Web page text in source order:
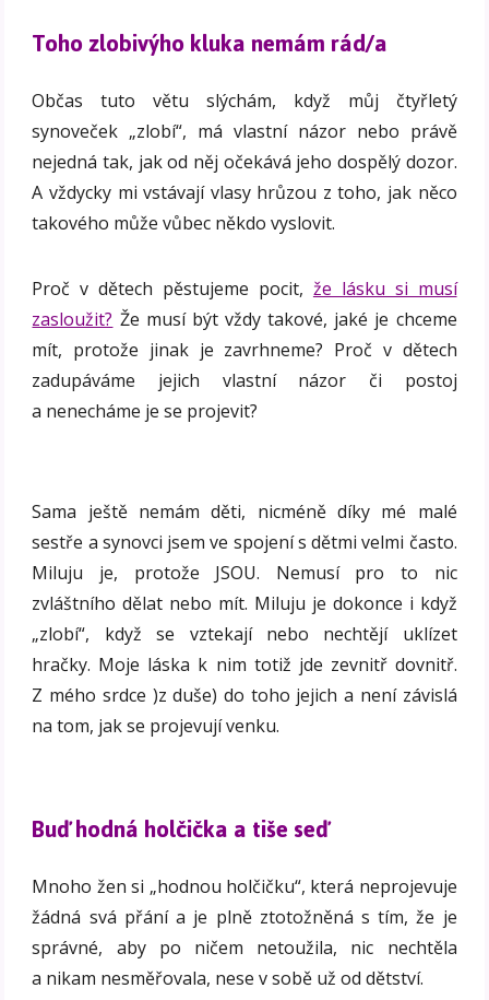
Toho zlobivýho kluka nemám rád/a
Občas tuto větu slýchám, když můj čtyřletý
synoveček „zlobí“, má vlastní názor nebo právě
nejedná tak, jak od něj očekává jeho dospělý dozor.
A vždycky mi vstávají vlasy hrůzou z toho, jak něco
takového může vůbec někdo vyslovit.
Proč v dětech pěstujeme pocit, že lásku si musí
zasloužit? Že musí být vždy takové, jaké je chceme
mít, protože jinak je zavrhneme? Proč v dětech
zadupáváme jejich vlastní názor či postoj
a nenecháme je se projevit?
Sama ještě nemám děti, nicméně díky mé malé
sestře a synovci jsem ve spojení s dětmi velmi často.
Miluju je, protože JSOU. Nemusí pro to nic
zvláštního dělat nebo mít. Miluju je dokonce i když
„zlobí“, když se vztekají nebo nechtějí uklízet
hračky. Moje láska k nim totiž jde zevnitř dovnitř.
Z mého srdce )z duše) do toho jejich a není závislá
na tom, jak se projevují venku.
Buď hodná holčička a tiše seď
Mnoho žen si „hodnou holčičku“, která neprojevuje
žádná svá přání a je plně ztotožněná s tím, že je
správné, aby po ničem netoužila, nic nechtěla
a nikam nesměřovala, nese v sobě už od dětství.